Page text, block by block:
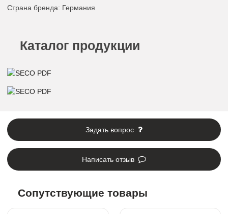
Страна бренда: Германия
Каталог продукции
Задать вопрос
Написать отзыв
Сопутствующие товары